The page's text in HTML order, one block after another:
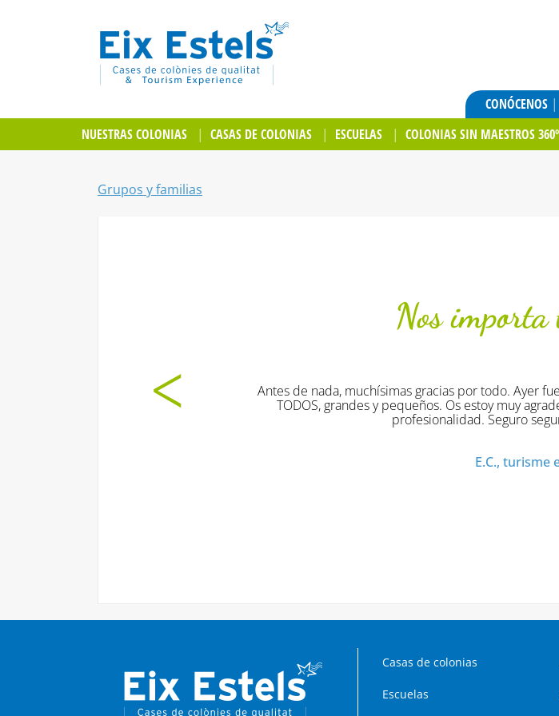
CONÓCENOS
NUESTRAS COLONIAS
CASAS DE COLONIAS ESCUELAS COLONIAS SIN MAESTROS 360º
Grupos y familias
Nos
Antes de nada, muchísimas gracias por todo. Ayer fue un
TODOS, grandes y pequeños. Os estoy muy
profesionalidad. Seguro
E.C., turisme en grup
Casas de colonias
Escuelas